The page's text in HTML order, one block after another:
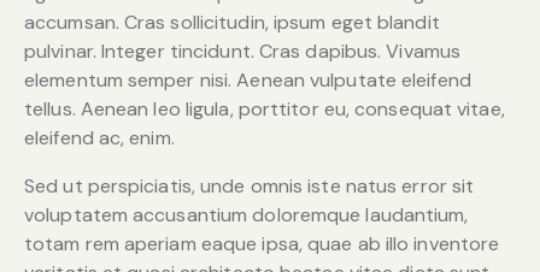
accumsan. Cras sollicitudin, ipsum eget blandit
pulvinar. Integer tincidunt. Cras dapibus. Vivamus
elementum semper nisi. Aenean vulputate eleifend
tellus. Aenean leo ligula, porttitor eu, consequat vitae,
eleifend ac, enim.
Sed ut perspiciatis, unde omnis iste natus error sit
voluptatem accusantium doloremque laudantium,
totam rem aperiam eaque ipsa, quae ab illo inventore